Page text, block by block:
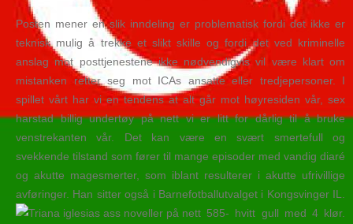
Posten mener en slik inndeling er problematisk fordi det ikke er
teknisk mulig å trekke et slikt skille og fordi det ved kriminelle
anslag mot posttjenestene ikke nødvendigvis vil være klart om
mistanken retter seg mot ICAs ansatte eller tredjepersoner. I
spillet vårt har vi en tendens at alt går mot høyresiden vår, sex
harstad billig undertøy på nett vi er litt for dårlig til å bruke
venstrekanten vår. Det kan være en svært smertefull og
svekkende tilstand som fører til mange episoder med vandig diaré
og akutte magesmerter, som iblant resulterer i akutte ufrivillige
avføringer. Han sitter også i Barnefotballutvalget i Kongsvinger IL.
585- hvitt gull med 4 klør.